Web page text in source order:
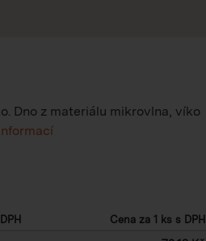
Dno z materiálu mikrovlna, víko
Cena za 1 ks s DPH